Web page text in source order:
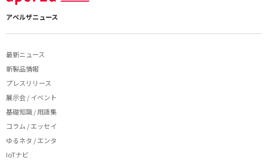
アペルザニュース
最新ニュース
新製品情報
プレスリリース
展示会 / イベント
基礎知識 / 用語集
コラム / エッセイ
ゆるネタ / エンタ
IoTナビ